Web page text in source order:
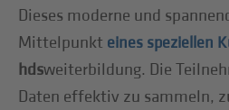
Dieses moderne und
Mittelpunkt eines speziellen
hdsweiterbildung. Die
Daten effektiv zu sammeln,